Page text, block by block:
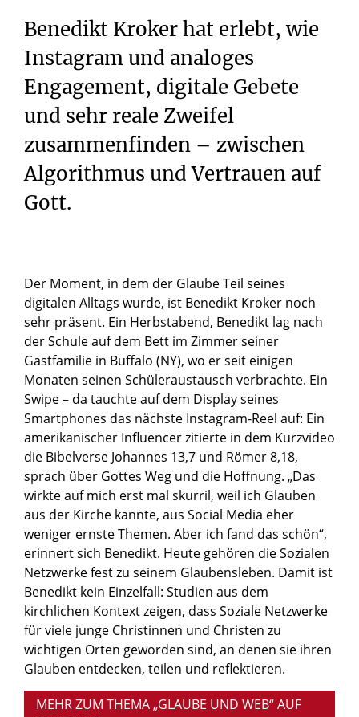
Benedikt Kroker hat erlebt, wie
Instagram und analoges
Engagement, digitale Gebete
und sehr reale Zweifel
zusammenfinden – zwischen
Algorithmus und Vertrauen auf
Gott.
Der Moment, in dem der Glaube Teil seines
digitalen Alltags wurde, ist Benedikt Kroker noch
sehr präsent. Ein Herbstabend, Benedikt lag nach
der Schule auf dem Bett im Zimmer seiner
Gastfamilie in Buffalo (NY), wo er seit einigen
Monaten seinen Schüleraustausch verbrachte. Ein
Swipe – da tauchte auf dem Display seines
Smartphones das nächste Instagram-Reel auf: Ein
amerikanischer Influencer zitierte in dem Kurzvideo
die Bibelverse Johannes 13,7 und Römer 8,18,
sprach über Gottes Weg und die Hoffnung. „Das
wirkte auf mich erst mal skurril, weil ich Glauben
aus der Kirche kannte, aus Social Media eher
weniger ernste Themen. Aber ich fand das schön“,
erinnert sich Benedikt. Heute gehören die Sozialen
Netzwerke fest zu seinem Glaubensleben. Damit ist
Benedikt kein Einzelfall: Studien aus dem
kirchlichen Kontext zeigen, dass Soziale Netzwerke
für viele junge Christinnen und Christen zu
wichtigen Orten geworden sind, an denen sie ihren
Glauben entdecken, teilen und reflektieren.
MEHR ZUM THEMA „GLAUBE UND WEB“ AUF